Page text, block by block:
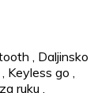
, Daljinsko
, Keyless go ,
ruku ,